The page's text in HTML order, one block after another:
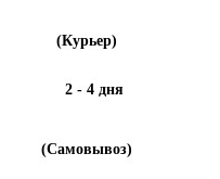
(Курьер)
2 - 4 дня
(Самовывоз)